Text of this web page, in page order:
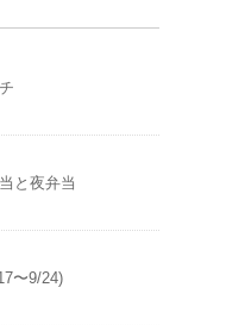
と夜弁当
〜9/24)